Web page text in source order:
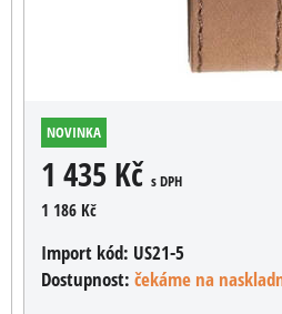
NOVINKA
1 435 Kč s DPH
1 186 Kč
Import kód: US21-5
Dostupnost: čekáme na